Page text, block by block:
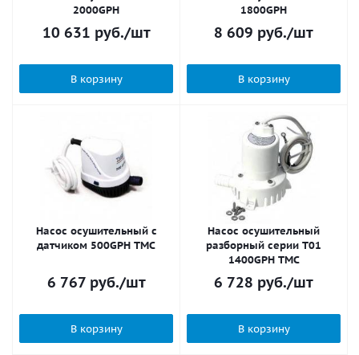
2000GPH
10 631 руб./шт
В корзину
1800GPH
8 609 руб./шт
В корзину
Насос осушительный с
датчиком 500GPH TMC
6 767руб./шт
В корзину
Насос осушительный
разборный серии Т01
1400GPH TMC
6 728 руб./шт
В корзину